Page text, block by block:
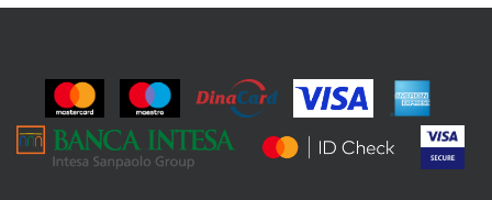
Barovi
Sušeno Voće
Paketi proizvoda